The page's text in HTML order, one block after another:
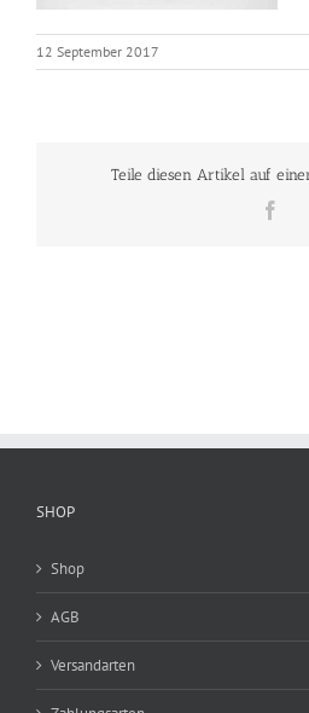
12 September 2017
Teile diesen Artikel auf
SHOP
Shop
AGB
Versandarten